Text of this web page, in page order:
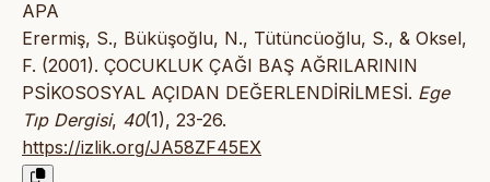
APA
Erermiş, S., Büküşoğlu, N., Tütüncüoğlu, S., & Oksel,
F. (2001). ÇOCUKLUK ÇAĞI BAŞ AĞRILARININ
PSİKOSOSYAL AÇIDAN DEĞERLENDİRİLMESİ. Ege
Tıp Dergisi, 40(1), 23-26.
https://izlik.org/JA58ZF45EX